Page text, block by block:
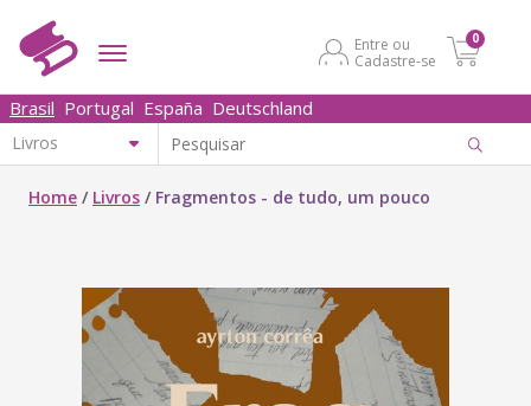
Entre ou
Cadastre-se
0
Brasil Portugal España Deutschland
Home / Livros / Fragmentos - de tudo, um pouco